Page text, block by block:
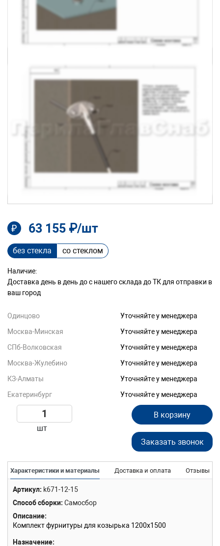
₽ 63 155 ₽/шт
без стекла со стеклом
Наличие:
Доставка день в день до с нашего склада до ТК для отправки в
ваш город
Одинцово
Уточняйте у менеджера
Москва-Минская
Уточняйте у менеджера
СПб-Волковская
Уточняйте у менеджера
Москва-Жулебино
Уточняйте у менеджера
КЗ-Алматы
Уточняйте у менеджера
Екатеринбург
Уточняйте у менеджера
шт
В корзину
Заказать звонок
Характеристики и материалы Доставка и оплата Отзывы
Артикул k671-12-15
Способ сборки Самосбор
Описание
Комплект фурнитуры для козырька 1200х1500
Назначение